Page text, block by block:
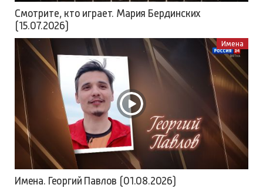
Смотрите, кто играет. Мария Бердинских
(15.07.2026)
Имена
Имена. Георгий Павлов (01.08.2026)